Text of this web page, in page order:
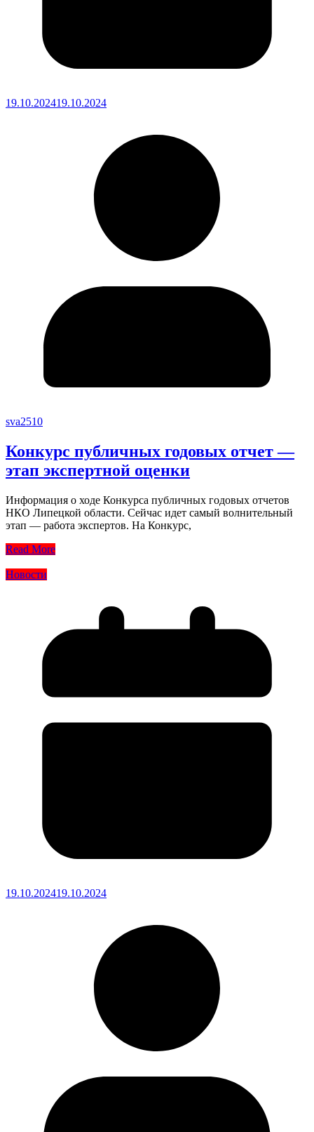
19.10.202419.10.2024
sva2510
Конкурс публичных годовых отчет —
этап экспертной оценки
Информация о ходе Конкурса публичных годовых отчетов
НКО Липецкой области. Сейчас идет самый волнительный
этап — работа экспертов. На Конкурс,
Read More
Новости
19.10.202419.10.2024